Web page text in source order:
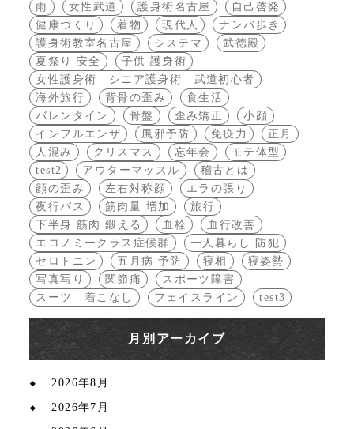
雨
女性武道 護身術名古屋
自己啓発
健康づくり
着物 現代人
ナンバ歩き
護身術教室名古屋
システマ
武徳殿
夏祭り 安全
子供 護身術
女性護身術 シニア護身術 武道初心者
海外旅行
背骨の歪み
食生活
バレンタイン
骨盤 歪み矯正
小顔
インフルエンザ
風邪予防 免疫力
正月
人混み
クリスマス 忘年会
モテ体型
test2
アウターマッスル
稽古とは
顔の歪み
左右対称顔
エラの張り
夜行バス
筋肉量 増加
旅行
下半身 筋肉 鍛える
血栓
血行改善
エコノミークラス症候群
一人暮らし 防犯
セロトニン
五月病 予防 寝相
寝姿勢
写真写り
関節痛
スポーツ障害
スーツ 着こなし
フェイスライン test3
月別アーカイブ
2026年8月
2026年7月